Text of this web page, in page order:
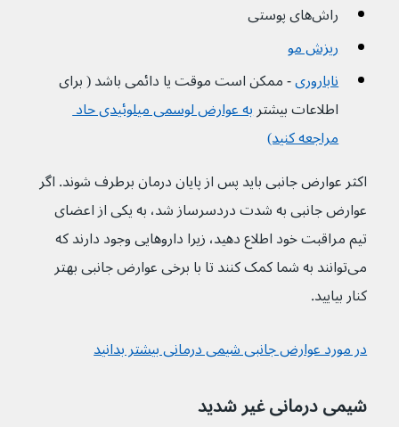
راش‌های پوستی
ریزش مو
ناباروری- ممکن است موقت یا دائمی باشد ( برای
اطلاعات بیشتر به عوارض لوسمی میلوئیدی حاد
مراجعه کنید)
اکثر عوارض جانبی باید پس از پایان درمان برطرف شوند. اگر
عوارض جانبی به شدت دردسرساز شد، به یکی از اعضای
تیم مراقبت خود اطلاع دهید، زیرا داروهایی وجود دارند که
می‌توانند به شما کمک کنند تا با برخی عوارض جانبی بهتر
کنار بیایید.
در مورد عوارض جانبی شیمی درمانی بیشتر بدانید
شیمی درمانی غیر شدید